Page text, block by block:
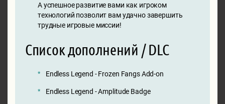
А успешное развитие вами как игроком
технологий позволит вам удачно завершить
трудные игровые миссии!
Список дополнений / DLC
Endless Legend - Frozen Fangs Add-on
Endless Legend - Amplitude Badge